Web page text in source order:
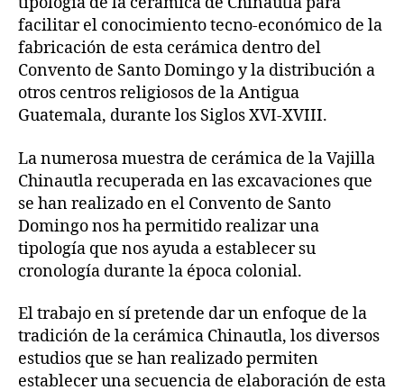
facilitar el conocimiento tecno-económico de la
fabricación de esta cerámica dentro del
Convento de Santo Domingo y la distribución a
otros centros religiosos de la Antigua
Guatemala, durante los Siglos XVI-XVIII.
La numerosa muestra de cerámica de la Vajilla
Chinautla recuperada en las excavaciones que
se han realizado en el Convento de Santo
Domingo nos ha permitido realizar una
tipología que nos ayuda a establecer su
cronología durante la época colonial.
El trabajo en sí pretende dar un enfoque de la
tradición de la cerámica Chinautla, los diversos
estudios que se han realizado permiten
establecer una secuencia de elaboración de esta